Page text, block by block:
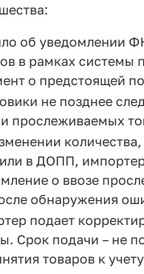
об уведомлении
в рамках системы
о предстоящей
не позднее
прослеживаемых
в ДОПП,
о ввозе
обнаружения
подает
Срок подачи – не
товаров к